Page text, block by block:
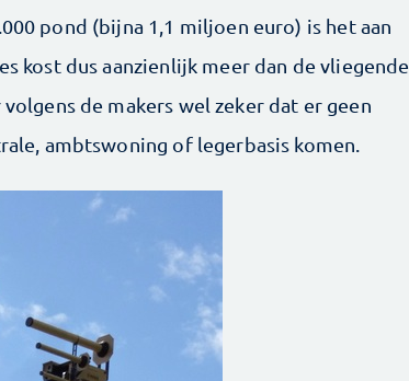
pond (bijna 1,1 miljoen euro) is het aan
kost dus aanzienlijk meer dan de vliegende
de makers wel zeker dat er geen
ambtswoning of legerbasis komen.